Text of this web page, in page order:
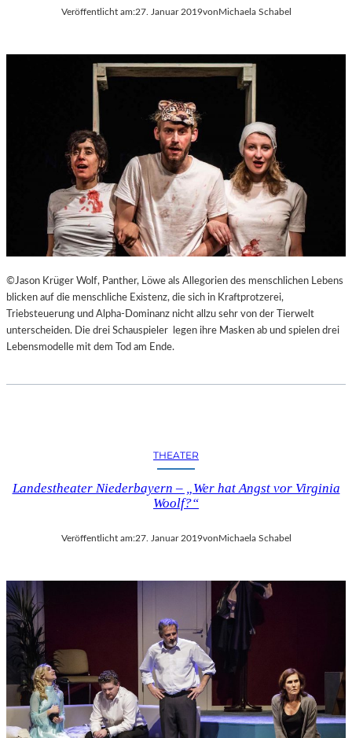
Veröffentlicht am:27. Januar 2019vonMichaela Schabel
©Jason Krüger Wolf, Panther, Löwe als Allegorien des menschlichen Lebens
blicken auf die menschliche Existenz, die sich in Kraftprotzerei,
Triebsteuerung und Alpha-Dominanz nicht allzu sehr von der Tierwelt
unterscheiden. Die drei Schauspieler legen ihre Masken ab und spielen drei
Lebensmodelle mit dem Tod am Ende.
THEATER
Landestheater Niederbayern – „Wer hat Angst vor Virginia
Woolf?“
Veröffentlicht am:27. Januar 2019vonMichaela Schabel